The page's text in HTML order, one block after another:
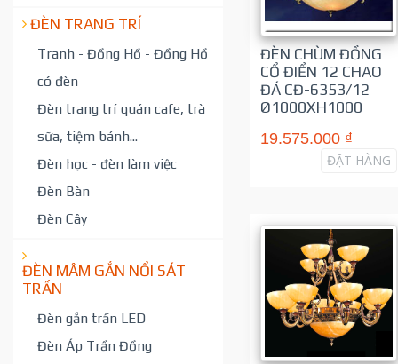
ĐÈN TRANG TRÍ
Tranh - Đồng Hồ - Đồng Hồ
có đèn
Đèn trang trí quán cafe, trà
sữa, tiệm bánh...
Đèn học - đèn làm việc
Đèn Bàn
Đèn Cây
ĐÈN MÂM GẮN NỔI SÁT
TRẦN
Đèn gắn trần LED
Đèn Áp Trần Đồng
ĐÈN CHÙM ĐỒNG
CỔ ĐIỂN 12 CHAO
ĐÁ CĐ-6353/12
Ø1000XH1000
19.575.000 ₫
ĐẶT HÀNG